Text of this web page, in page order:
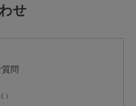
せ
問
）